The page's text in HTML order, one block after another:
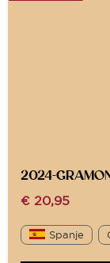
2024-
€ 20,95
Spanje